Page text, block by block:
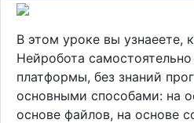
В этом уроке вы узнаеете,
Нейробота
платформы, без знаний
основными способами: на
основе файлов, на основе